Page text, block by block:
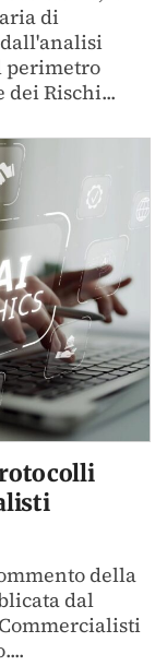
di
perimetro
dei Rischi...
della
dal